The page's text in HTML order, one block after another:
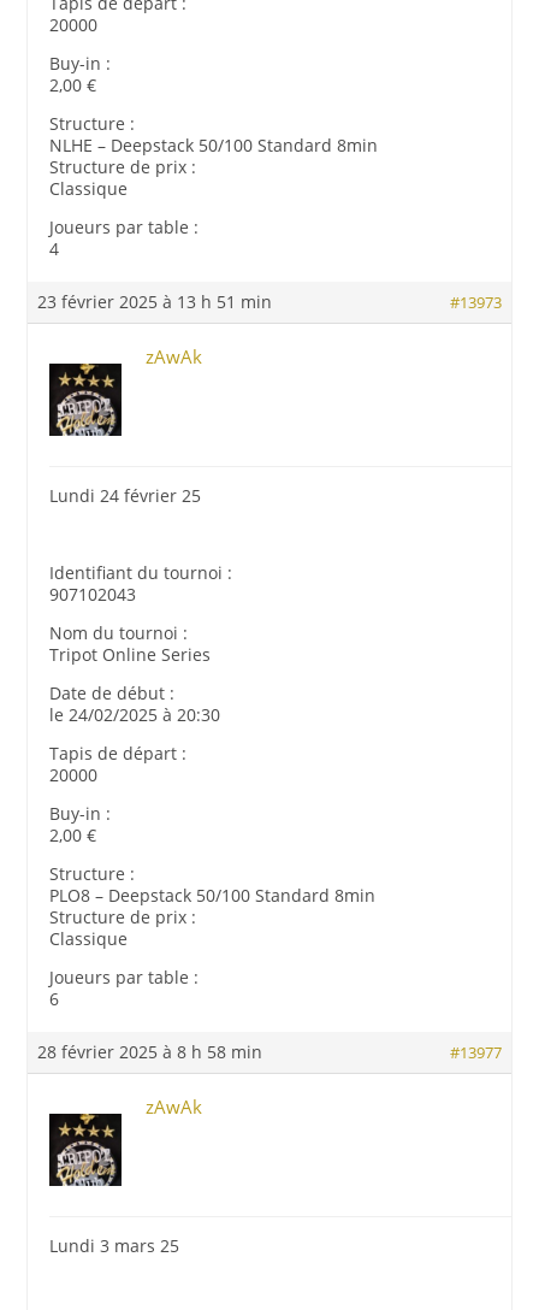
20000
Buy-in :
2,00 €
Structure :
NLHE – Deepstack 50/100 Standard 8min
Structure de prix :
Classique
Joueurs par table :
4
23 février 2025 à 13 h 51 min #13973
zAwAk
Lundi 24 février 25
Identifiant du tournoi :
907102043
Nom du tournoi :
Tripot Online Series
Date de début :
le 24/02/2025 à 20:30
Tapis de départ :
20000
Buy-in :
2,00 €
Structure :
PLO8 – Deepstack 50/100 Standard 8min
Structure de prix :
Classique
Joueurs par table :
6
28 février 2025 à 8 h 58 min #13977
zAwAk
Lundi 3 mars 25